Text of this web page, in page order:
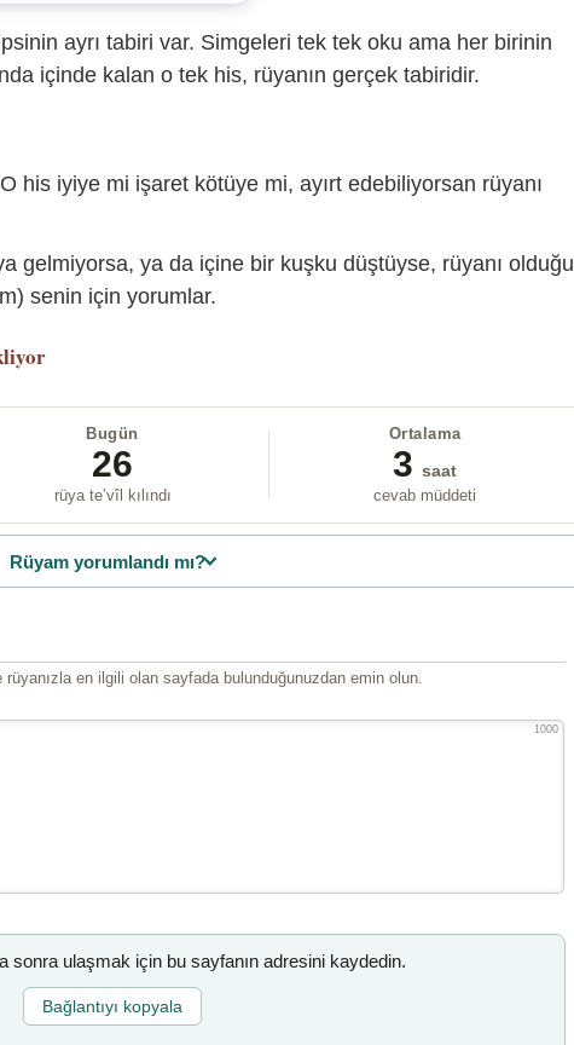
ayrı tabiri var. Simgeleri tek tek oku ama her birinin
içinde kalan o tek his, rüyanın gerçek tabiridir.
his iyiye mi işaret kötüye mi, ayırt edebiliyorsan rüyanı
gelmiyorsa, ya da içine bir kuşku düştüyse, rüyanı olduğu
senin için yorumlar.
Bugün
26
rüya te’vîl kılındı
Ortalama
3 saat
cevab müddeti
Rüyam yorumlandı mı?
rüyanızla en ilgili olan sayfada bulunduğunuzdan emin olun.
1000
sonra ulaşmak için bu sayfanın adresini kaydedin.
Bağlantıyı kopyala